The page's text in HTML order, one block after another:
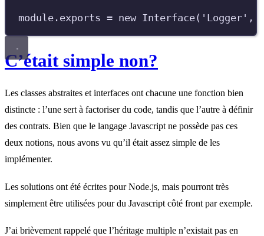
module . exports = new Interface( ' Logger ' ,
C’était simple non?
Les classes abstraites et interfaces ont chacune une fonction bien
distincte : l’une sert à factoriser du code, tandis que l’autre à définir
des contrats. Bien que le langage Javascript ne possède pas ces
deux notions, nous avons vu qu’il était assez simple de les
implémenter.
Les solutions ont été écrites pour Node.js, mais pourront très
simplement être utilisées pour du Javascript côté front par exemple.
J’ai brièvement rappelé que l’héritage multiple n’existait pas en